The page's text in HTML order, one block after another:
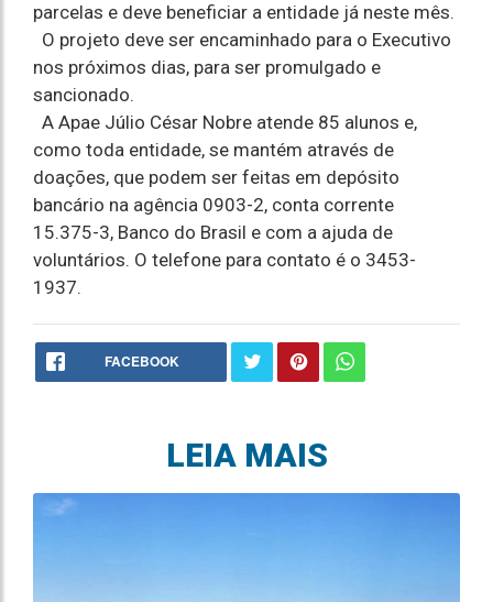
parcelas e deve beneficiar a entidade já neste mês.
O projeto deve ser encaminhado para o Executivo
nos próximos dias, para ser promulgado e
sancionado.
A Apae Júlio César Nobre atende 85 alunos e,
como toda entidade, se mantém através de
doações, que podem ser feitas em depósito
bancário na agência 0903-2, conta corrente
15.375-3, Banco do Brasil e com a ajuda de
voluntários. O telefone para contato é o 3453-
1937.
FACEBOOK
LEIA MAIS